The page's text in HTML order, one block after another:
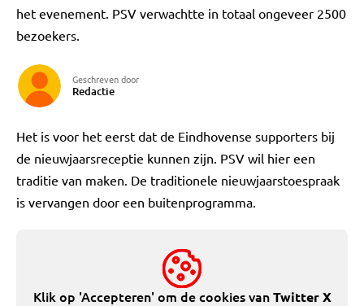
het evenement. PSV verwachtte in totaal ongeveer 2500
bezoekers.
Geschreven door
Redactie
Het is voor het eerst dat de Eindhovense supporters bij
de nieuwjaarsreceptie kunnen zijn. PSV wil hier een
traditie van maken. De traditionele nieuwjaarstoespraak
is vervangen door een buitenprogramma.
Klik op 'Accepteren' om de cookies vanTwitter X